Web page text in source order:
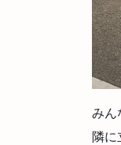
みん
隣